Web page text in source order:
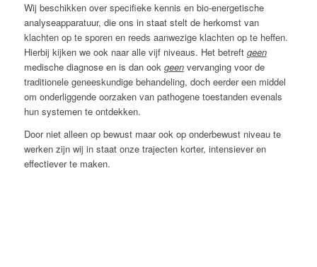
Wij beschikken over specifieke kennis en bio-energetische
analyseapparatuur, die ons in staat stelt de herkomst van
klachten op te sporen en reeds aanwezige klachten op te heffen.
Hierbij kijken we ook naar alle vijf niveaus. Het betreft geen
medische diagnose en is dan ook geenvervanging voor de
traditionele geneeskundige behandeling, doch eerder een middel
om onderliggende oorzaken van pathogene toestanden evenals
hun systemen te ontdekken.
Door niet alleen op bewust maar ook op onderbewust niveau te
werken zijn wij in staat onze trajecten korter, intensiever en
effectiever te maken.